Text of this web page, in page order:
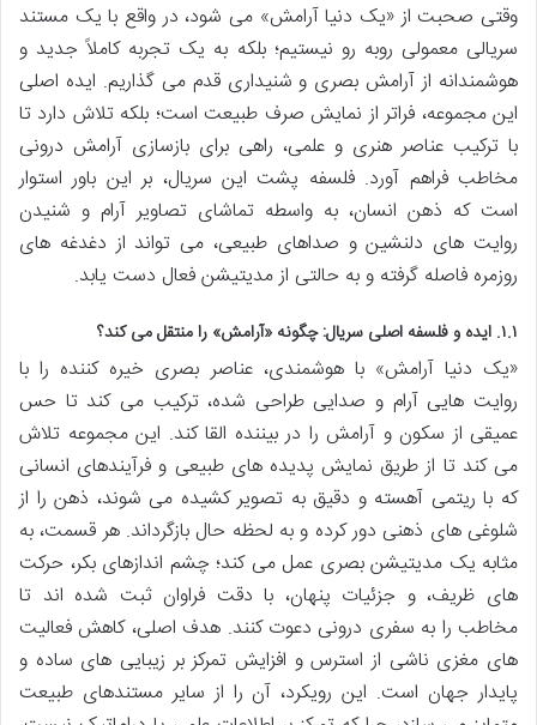
وقتی صحبت از «یک دنیا آرامش» می شود، در واقع با یک مستند
سریالی معمولی روبه رو نیستیم؛ بلکه به یک تجربه کاملاً جدید و
هوشمندانه از آرامش بصری و شنیداری قدم می گذاریم. ایده اصلی
این مجموعه، فراتر از نمایش صرف طبیعت است؛ بلکه تلاش دارد تا
با ترکیب عناصر هنری و علمی، راهی برای بازسازی آرامش درونی
مخاطب فراهم آورد. فلسفه پشت این سریال، بر این باور استوار
است که ذهن انسان، به واسطه تماشای تصاویر آرام و شنیدن
روایت های دلنشین و صداهای طبیعی، می تواند از دغدغه های
روزمره فاصله گرفته و به حالتی از مدیتیشن فعال دست یابد.
۱.۱. ایده و فلسفه اصلی سریال: چگونه «آرامش» را منتقل می کند؟
«یک دنیا آرامش» با هوشمندی، عناصر بصری خیره کننده را با
روایت هایی آرام و صدایی طراحی شده، ترکیب می کند تا حس
عمیقی از سکون و آرامش را در بیننده القا کند. این مجموعه تلاش
می کند تا از طریق نمایش پدیده های طبیعی و فرآیندهای انسانی
که با ریتمی آهسته و دقیق به تصویر کشیده می شوند، ذهن را از
شلوغی های ذهنی دور کرده و به لحظه حال بازگرداند. هر قسمت، به
مثابه یک مدیتیشن بصری عمل می کند؛ چشم اندازهای بکر، حرکت
های ظریف، و جزئیات پنهان، با دقت فراوان ثبت شده اند تا
مخاطب را به سفری درونی دعوت کنند. هدف اصلی، کاهش فعالیت
های مغزی ناشی از استرس و افزایش تمرکز بر زیبایی های ساده و
پایدار جهان است. این رویکرد، آن را از سایر مستندهای طبیعت